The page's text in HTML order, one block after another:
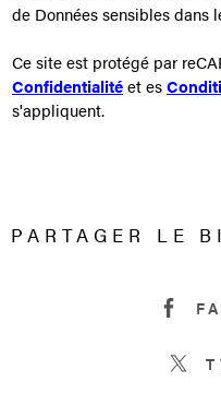
de Données sensibles dans
Ce site est protégé par
Confidentialitéet es
s'appliquent.
PARTAGER LE